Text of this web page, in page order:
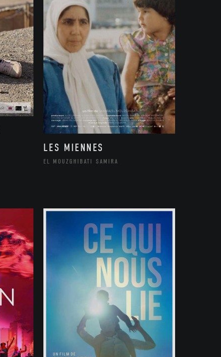
LES MIENNES
EL MOUZGHIBATI SAMIRA